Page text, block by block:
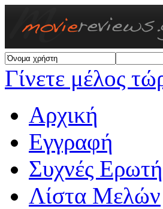
Γίνετε μέλος
Αρχική
Εγγραφή
Συχνές
Λίστα Μελών